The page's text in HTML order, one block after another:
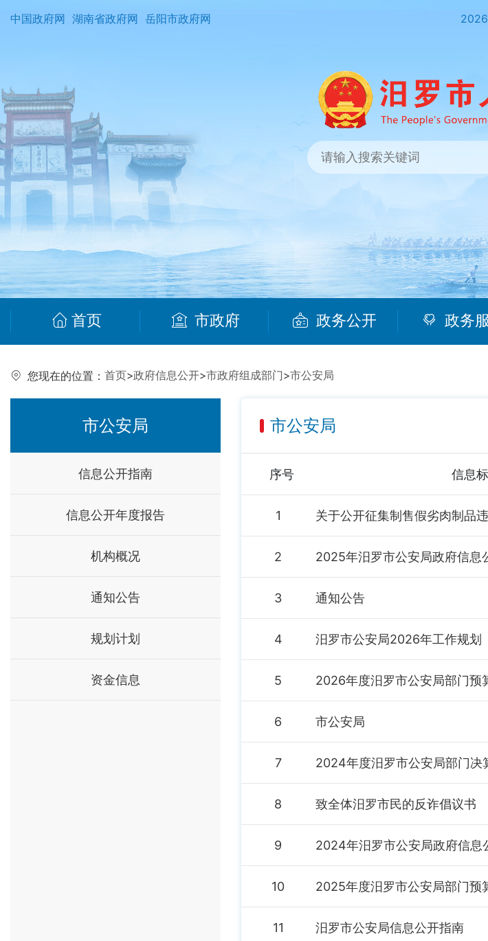
中国政府网 湖南省政府网 岳阳市政府网
首页 市政府 政务公开 政务
您现在的位置： 首页>政府信息公开>市政府组成部门>市公安局
市公安局
信息公开指南
信息公开年度报告
机构概况
通知公告
规划计划
资金信息
市公安局
序号 信息
1 关于公开征集制售假劣肉制品
2 2025年汨罗市公安局政府信息
3 通知公告
4 汨罗市公安局2026年工作规划
5 2026年度汨罗市公安局部门预
6 市公安局
7 2024年度汨罗市公安局部门决
8 致全体汨罗市民的反诈倡议书
9 2024年汨罗市公安局政府信息
10 2025年度汨罗市公安局部门预
11 汨罗市公安局信息公开指南